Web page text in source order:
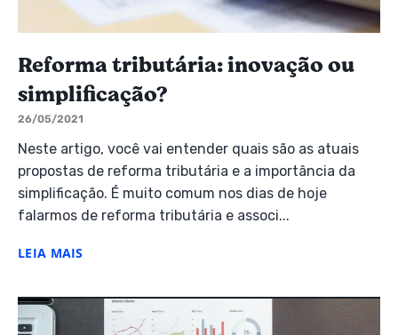
Reforma tributária: inovação ou
simplificação?
26/05/2021
Neste artigo, você vai entender quais são as atuais
propostas de reforma tributária e a importância da
simplificação. É muito comum nos dias de hoje
falarmos de reforma tributária e associ...
LEIA MAIS